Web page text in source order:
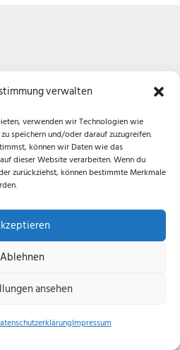
verwalten
verwenden wir Technologien wie
speichern und/oder darauf zuzugreifen.
können wir Daten wie das
dieser Website verarbeiten. Wenn du
zurückziehst, können bestimmte Merkmale
Ablehnen
ansehen
Impressum